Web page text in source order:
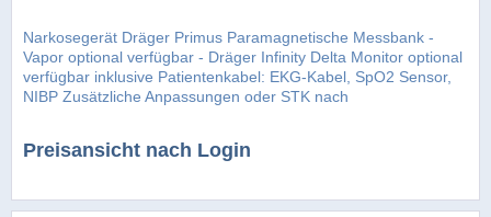
Narkosegerät Dräger Primus Paramagnetische Messbank -
Vapor optional verfügbar - Dräger Infinity Delta Monitor optional
verfügbar inklusive Patientenkabel: EKG-Kabel, SpO2 Sensor,
NIBP Zusätzliche Anpassungen oder STK nach
Preisansicht nach Login